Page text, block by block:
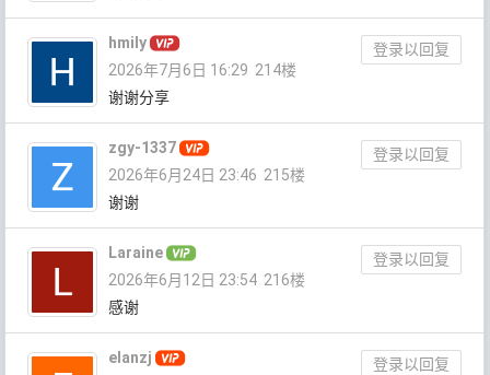
hmily
登录以回复
2026年7月6日 16:29 214楼
谢谢分享
zgy-1337
登录以回复
2026年6月24日 23:46 215楼
谢谢
Laraine
登录以回复
2026年6月12日 23:54 216楼
感谢
elanzj
登录以回复